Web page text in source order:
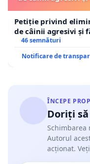
Petiție privind
de câinii agresivi și
46 semnături
Notificare de
ÎNCEPE
Doriți
Schimbarea
Autorul
acționat.